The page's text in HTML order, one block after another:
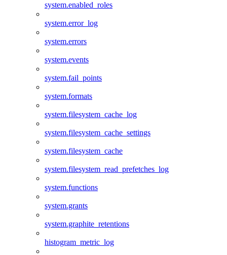
system.enabled_roles
system.error_log
system.errors
system.events
system.fail_points
system.formats
system.filesystem_cache_log
system.filesystem_cache_settings
system.filesystem_cache
system.filesystem_read_prefetches_log
system.functions
system.grants
system.graphite_retentions
histogram_metric_log